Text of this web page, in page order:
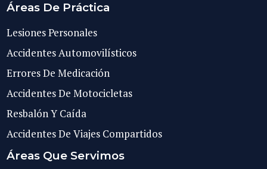
Áreas De Práctica
Lesiones Personales
Accidentes Automovilísticos
Errores De Medicación
Accidentes De Motocicletas
Resbalón Y Caída
Accidentes De Viajes Compartidos
Áreas Que Servimos